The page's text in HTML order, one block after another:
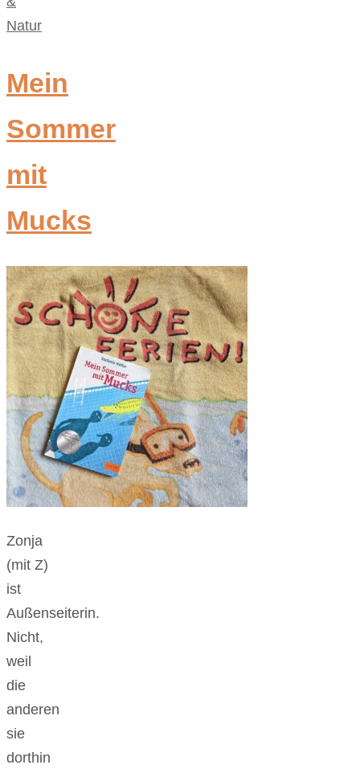
Natur
Mein
Sommer
mit
Mucks
Zonja
(mit Z)
ist
Außenseiterin.
Nicht,
weil
die
anderen
sie
dorthin